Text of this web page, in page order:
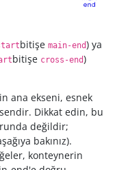
bitişe main-end) ya
bitişe cross-end)
ana ekseni, esnek
Dikkat edin, bu
değildir;
bakınız).
konteynerin